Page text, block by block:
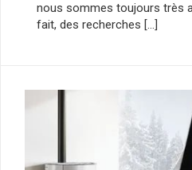
nous sommes toujours très
fait, des recherches […]